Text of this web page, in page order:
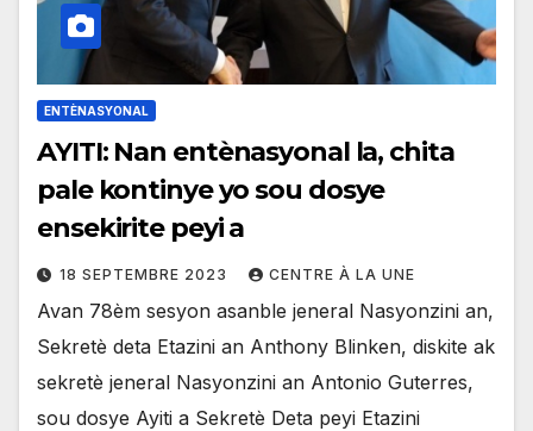
ENTÈNASYONAL
AYITI: Nan entènasyonal la, chita
pale kontinye yo sou dosye
ensekirite peyi a
18 SEPTEMBRE 2023 CENTRE À LA UNE
Avan 78èm sesyon asanble jeneral Nasyonzini an,
Sekretè deta Etazini an Anthony Blinken, diskite ak
sekretè jeneral Nasyonzini an Antonio Guterres,
sou dosye Ayiti a Sekretè Deta peyi Etazini